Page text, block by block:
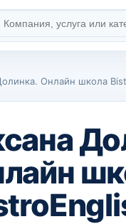
Онлайн школа